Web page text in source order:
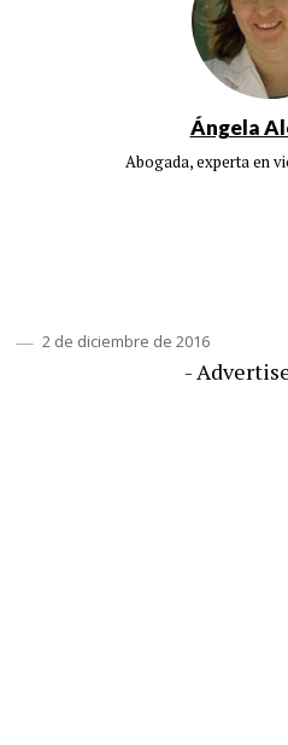
Ángela
Abogada, experta en
2 de diciembre de 2016
-